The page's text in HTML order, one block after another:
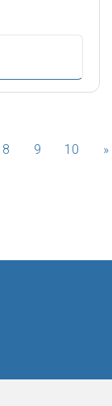
8 9 10 »